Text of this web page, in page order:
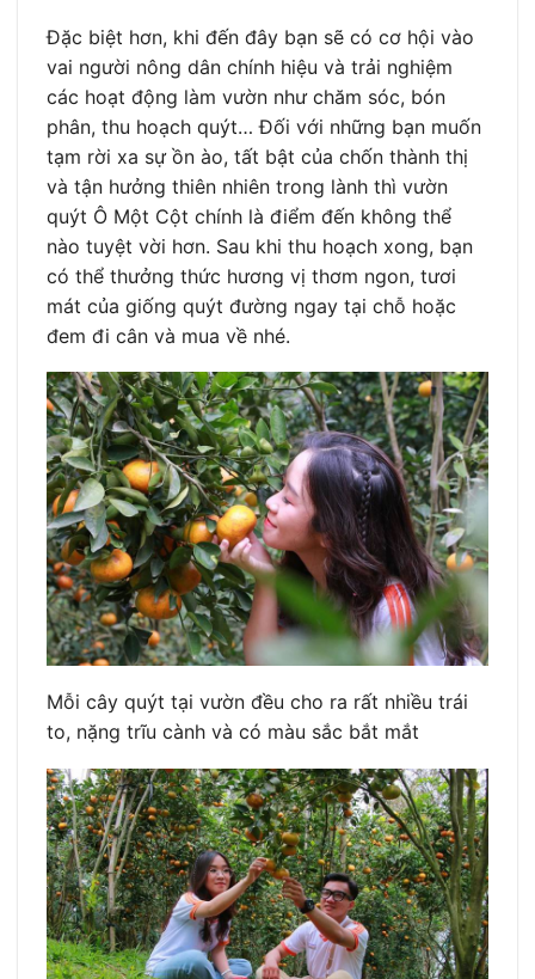
Đặc biệt hơn, khi đến đây bạn sẽ có cơ hội vào
vai người nông dân chính hiệu và trải nghiệm
các hoạt động làm vườn như chăm sóc, bón
phân, thu hoạch quýt… Đối với những bạn muốn
tạm rời xa sự ồn ào, tất bật của chốn thành thị
và tận hưởng thiên nhiên trong lành thì vườn
quýt Ô Một Cột chính là điểm đến không thể
nào tuyệt vời hơn. Sau khi thu hoạch xong, bạn
có thể thưởng thức hương vị thơm ngon, tươi
mát của giống quýt đường ngay tại chỗ hoặc
đem đi cân và mua về nhé.
Mỗi cây quýt tại vườn đều cho ra rất nhiều trái
to, nặng trĩu cành và có màu sắc bắt mắt